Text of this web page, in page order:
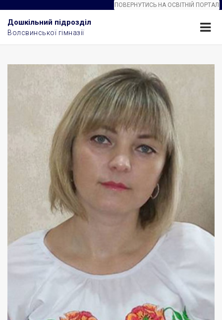
ПОВЕРНУТИСЬ НА ОСВІТНІЙ ПОРТАЛ
Дошкільний підрозділ
Волсвинської гімназії